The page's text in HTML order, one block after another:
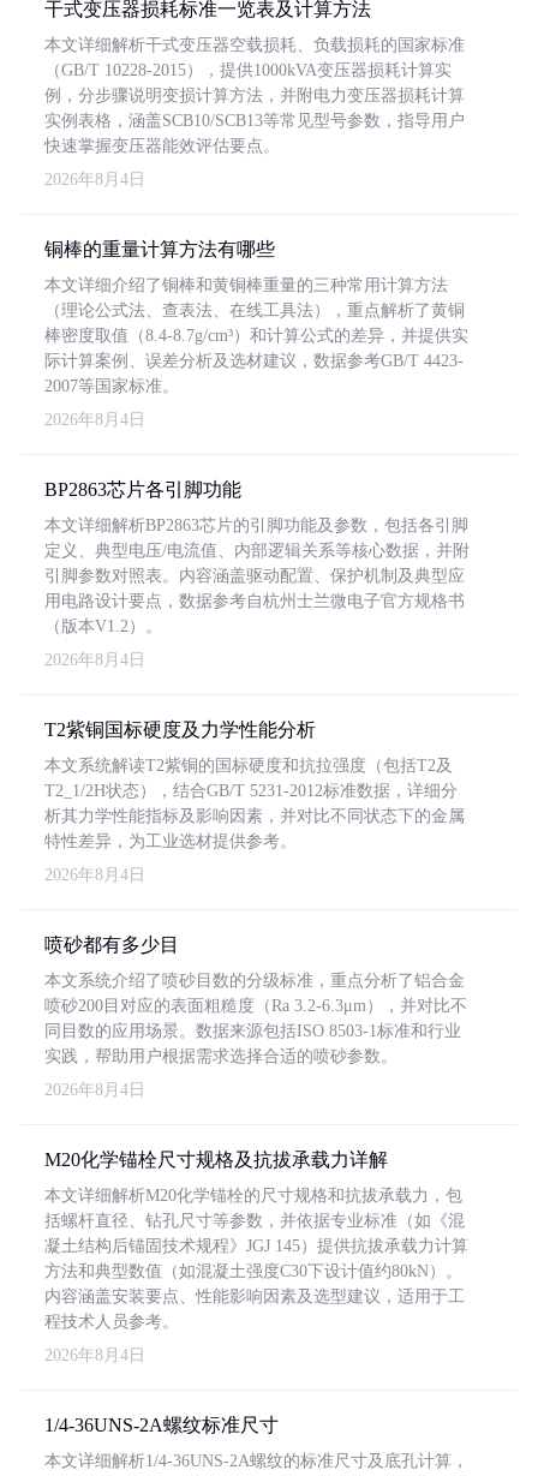
干式变压器损耗标准一览表及计算方法
本文详细解析干式变压器空载损耗、负载损耗的国家标准
（GB/T 10228-2015），提供1000kVA变压器损耗计算实
例，分步骤说明变损计算方法，并附电力变压器损耗计算
实例表格，涵盖SCB10/SCB13等常见型号参数，指导用户
快速掌握变压器能效评估要点。
2026年8月4日
铜棒的重量计算方法有哪些
本文详细介绍了铜棒和黄铜棒重量的三种常用计算方法
（理论公式法、查表法、在线工具法），重点解析了黄铜
棒密度取值（8.4-8.7g/cm³）和计算公式的差异，并提供实
际计算案例、误差分析及选材建议，数据参考GB/T 4423-
2007等国家标准。
2026年8月4日
BP2863芯片各引脚功能
本文详细解析BP2863芯片的引脚功能及参数，包括各引脚
定义、典型电压/电流值、内部逻辑关系等核心数据，并附
引脚参数对照表。内容涵盖驱动配置、保护机制及典型应
用电路设计要点，数据参考自杭州士兰微电子官方规格书
（版本V1.2）。
2026年8月4日
T2紫铜国标硬度及力学性能分析
本文系统解读T2紫铜的国标硬度和抗拉强度（包括T2及
T2_1/2H状态），结合GB/T 5231-2012标准数据，详细分
析其力学性能指标及影响因素，并对比不同状态下的金属
特性差异，为工业选材提供参考。
2026年8月4日
喷砂都有多少目
本文系统介绍了喷砂目数的分级标准，重点分析了铝合金
喷砂200目对应的表面粗糙度（Ra 3.2-6.3μm），并对比不
同目数的应用场景。数据来源包括ISO 8503-1标准和行业
实践，帮助用户根据需求选择合适的喷砂参数。
2026年8月4日
M20化学锚栓尺寸规格及抗拔承载力详解
本文详细解析M20化学锚栓的尺寸规格和抗拔承载力，包
括螺杆直径、钻孔尺寸等参数，并依据专业标准（如《混
凝土结构后锚固技术规程》JGJ 145）提供抗拔承载力计算
方法和典型数值（如混凝土强度C30下设计值约80kN）。
内容涵盖安装要点、性能影响因素及选型建议，适用于工
程技术人员参考。
2026年8月4日
1/4-36UNS-2A螺纹标准尺寸
本文详细解析1/4-36UNS-2A螺纹的标准尺寸及底孔计算，